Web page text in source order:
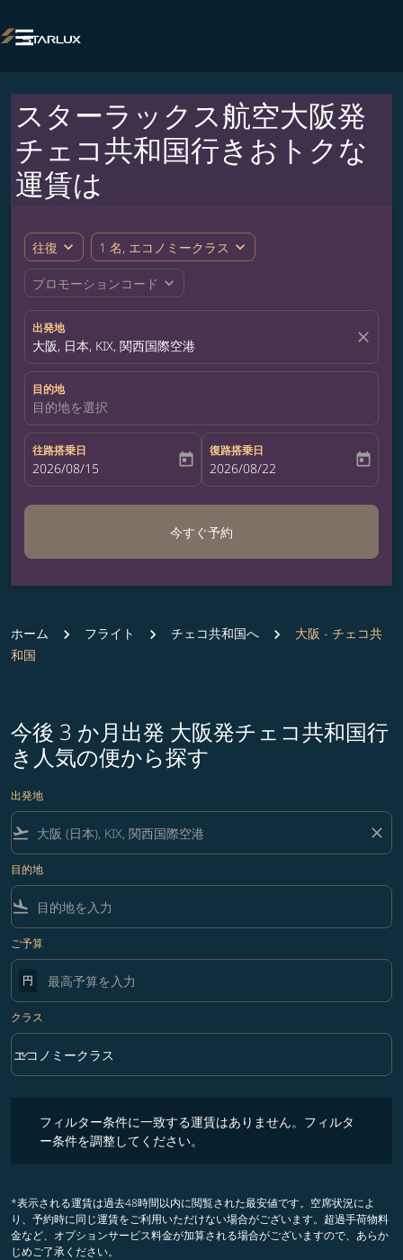

スターラックス航空大阪発
チェコ共和国行きおトクな
運賃は
往復 expand_more 1 名, エコノミークラス expand_more
プロモーションコード expand_more
出発地
大阪, 日本, KIX, 関西国際空港 close
目的地
目的地を選択
往路搭乗日
fc-booking-departure-date-aria-label
2026/08/15 today
復路搭乗日
fc-booking-return-date-aria-label
2026/08/22 today
今すぐ予約
ホーム フライト チェコ共和国へ
大阪 - チェコ共
和国
今後 3 か月出発 大阪発チェコ共和国行
き人気の便から探す
出発地
flight_takeoff close
目的地
flight_land
ご予算
円
クラス
クラス option エコノミークラス Selected
エコノミークラス
keyboard_arrow_down
フィルター条件に一致する運賃はありません。フィルタ
ー条件を調整してください。
*表示される運賃は過去48時間以内に閲覧された最安値です。空席状況によ
り、予約時に同じ運賃をご利用いただけない場合がございます。超過手荷物料
金など、オプションサービス料金が加算される場合がございますので、あらか
じめご了承ください。